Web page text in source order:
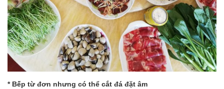
* Bếp từ đơn nhưng có thể cắt đá đặt âm